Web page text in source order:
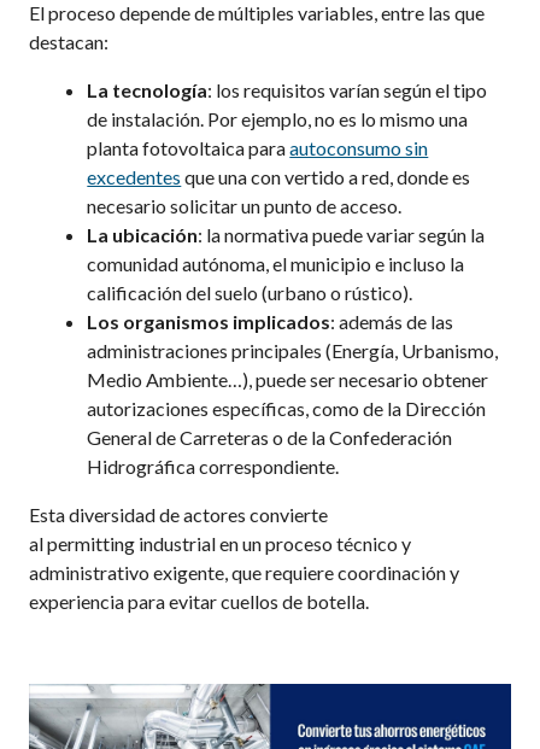
El proceso depende de múltiples variables, entre las que
destacan:
La tecnología: los requisitos varían según el tipo
de instalación. Porejemplo,no es lo mismo una
planta fotovoltaica paraautoconsumo sin
excedentes que unacon vertido a red, donde es
necesario solicitar un punto de acceso.
La ubicación: la normativa puede variar según la
comunidad autónoma, el municipio e incluso la
calificación del suelo (urbano o rústico).
Los organismos implicados: además de las
administraciones principales (Energía, Urbanismo,
Medio Ambiente…), puede ser necesario obtener
autorizaciones específicas, como de la Dirección
General de Carreteras o de la Confederación
Hidrográficacorrespondiente.
Esta diversidad de actores convierte
alpermitting industrialen unproceso técnico y
administrativo exigente, que requiere coordinación y
experiencia para evitar cuellos de botella.